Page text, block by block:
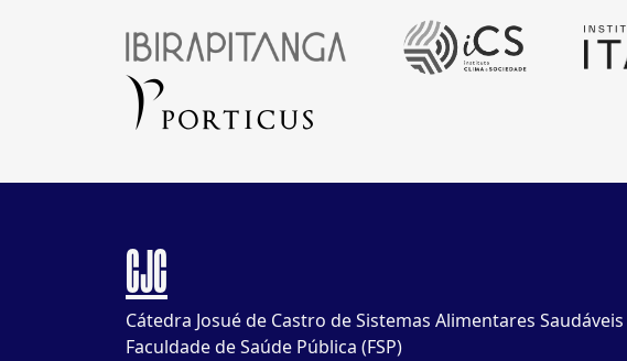
CJC
Cátedra Josué de Castro de Sistemas Alimentares
Faculdade de Saúde Pública (FSP)